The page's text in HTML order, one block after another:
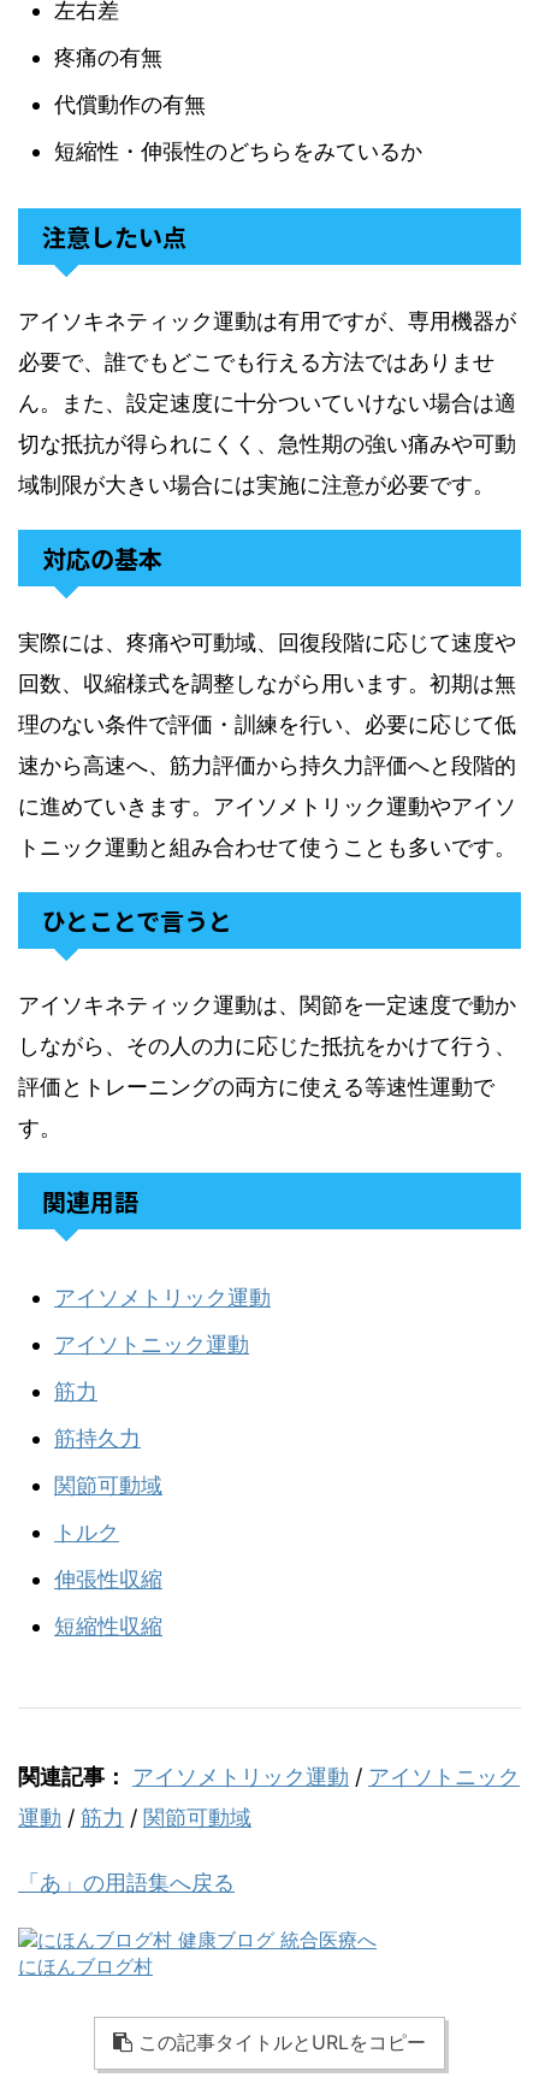
左右差
疼痛の有無
代償動作の有無
短縮性・伸張性のどちらをみているか
注意したい点
アイソキネティック運動は有用ですが、専用機器が
必要で、誰でもどこでも行える方法ではありませ
ん。また、設定速度に十分ついていけない場合は適
切な抵抗が得られにくく、急性期の強い痛みや可動
域制限が大きい場合には実施に注意が必要です。
対応の基本
実際には、疼痛や可動域、回復段階に応じて速度や
回数、収縮様式を調整しながら用います。初期は無
理のない条件で評価・訓練を行い、必要に応じて低
速から高速へ、筋力評価から持久力評価へと段階的
に進めていきます。アイソメトリック運動やアイソ
トニック運動と組み合わせて使うことも多いです。
ひとことで言うと
アイソキネティック運動は、関節を一定速度で動か
しながら、その人の力に応じた抵抗をかけて行う、
評価とトレーニングの両方に使える等速性運動で
す。
関連用語
アイソメトリック運動
アイソトニック運動
筋力
筋持久力
関節可動域
トルク
伸張性収縮
短縮性収縮
関連記事： アイソメトリック運動 / アイソトニック
運動 / 筋力 / 関節可動域
「あ」の用語集へ戻る
にほんブログ村
この記事タイトルとURLをコピー